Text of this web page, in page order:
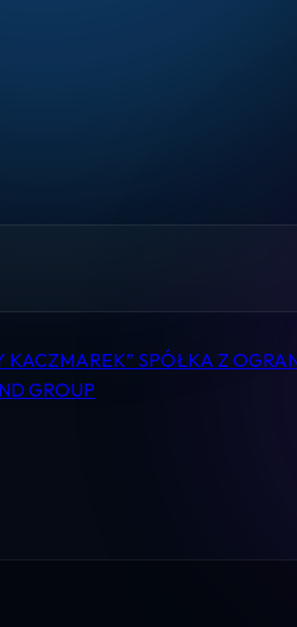
KACZMAREK” SPÓŁKA Z
GROUP